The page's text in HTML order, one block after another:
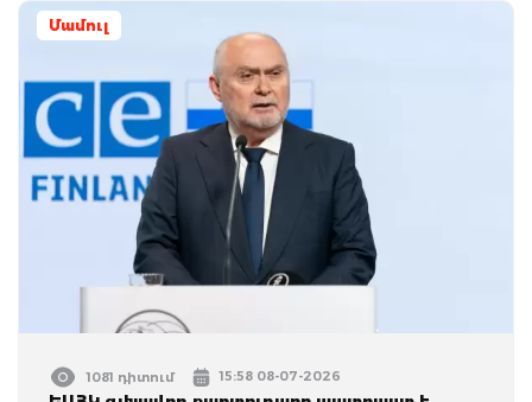
Մամուլ
1081 դիտում 15:58 08-07-2026